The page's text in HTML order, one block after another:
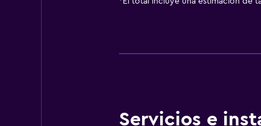
Servicios e